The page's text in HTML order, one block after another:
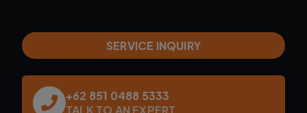
SERVICE INQUIRY
+62 851 0488 5333
TALK TO AN EXPERT